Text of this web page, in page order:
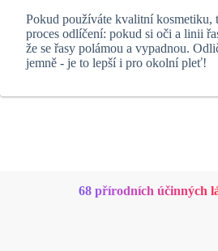
Pokud používáte kvalitní kosmetiku,
proces odlíčení: pokud si oči a linii
že se řasy polámou a vypadnou.
jemně - je to lepší i pro okolní pleť!
68 přírodních účinných